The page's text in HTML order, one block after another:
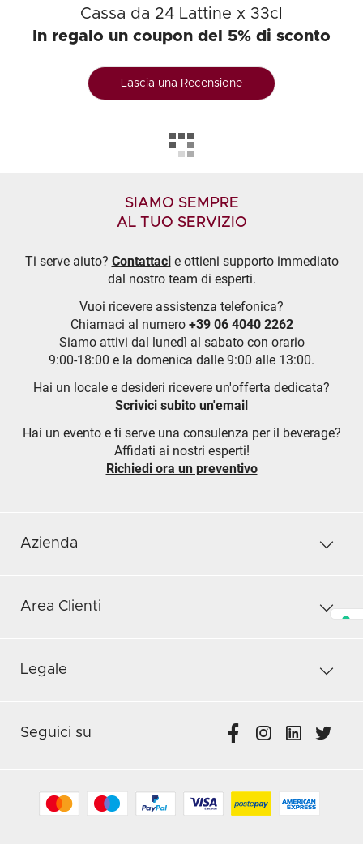
Cassa da 24 Lattine x 33cl
In regalo un coupon del 5% di sconto
Lascia una Recensione
SIAMO SEMPRE
AL TUO SERVIZIO
Ti serve aiuto? Contattacie ottieni supporto immediato
dal nostro team di esperti.
Vuoi ricevere assistenza telefonica?
Chiamaci al numero +39 06 4040 2262
Siamo attivi dal lunedì al sabato con orario
9:00-18:00 e la domenica dalle 9:00 alle 13:00.
Hai un locale e desideri ricevere un'offerta dedicata?
Scrivici subito un'email
Hai un evento e ti serve una consulenza per il beverage?
Affidati ai nostri esperti!
Richiedi ora un preventivo
Azienda
Area Clienti
Legale
Seguici su